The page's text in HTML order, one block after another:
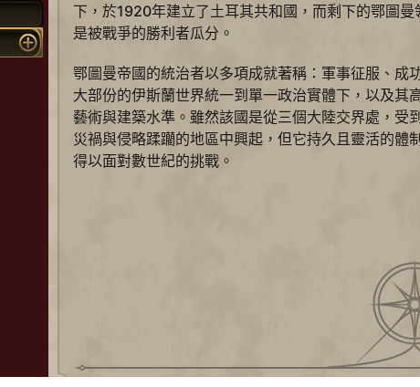
下，於1920年建立了土耳其共和國，而剩下的鄂圖曼
是被戰爭的勝利者瓜分。
鄂圖曼帝國的統治者以多項成就著稱：軍事征服、成
大部份的伊斯蘭世界統一到單一政治實體下，以及其
藝術與建築水準。雖然該國是從三個大陸交界處，受
災禍與侵略蹂躪的地區中興起，但它持久且靈活的體
得以面對數世紀的挑戰。